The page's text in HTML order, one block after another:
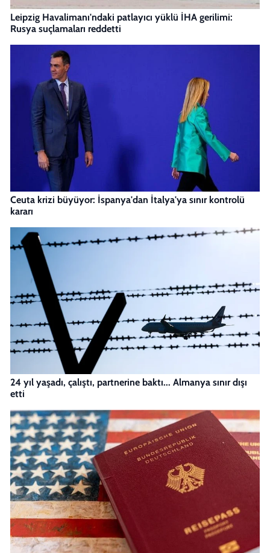
Leipzig Havalimanı'ndaki patlayıcı yüklü İHA gerilimi:
Rusya suçlamaları reddetti
Ceuta krizi büyüyor: İspanya'dan İtalya'ya sınır kontrolü
kararı
24 yıl yaşadı, çalıştı, partnerine baktı... Almanya sınır dışı
etti